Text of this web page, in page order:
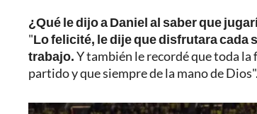
¿Qué le dijo a Daniel al saber que
"Lo felicité, le dije que disfrutara cada
trabajo.Y también le recordé que toda la
partido y que siempre de la mano de Dios".